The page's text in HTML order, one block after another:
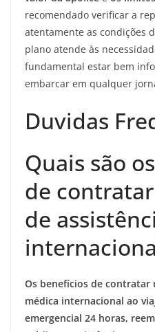
recomendado verificar a
atentamente as condições
plano atende às
fundamental estar bem
embarcar em qualquer
Duvidas
Quais são
de
de
Os benefícios de contratar
médica internacional ao
emergencial 24 horas,